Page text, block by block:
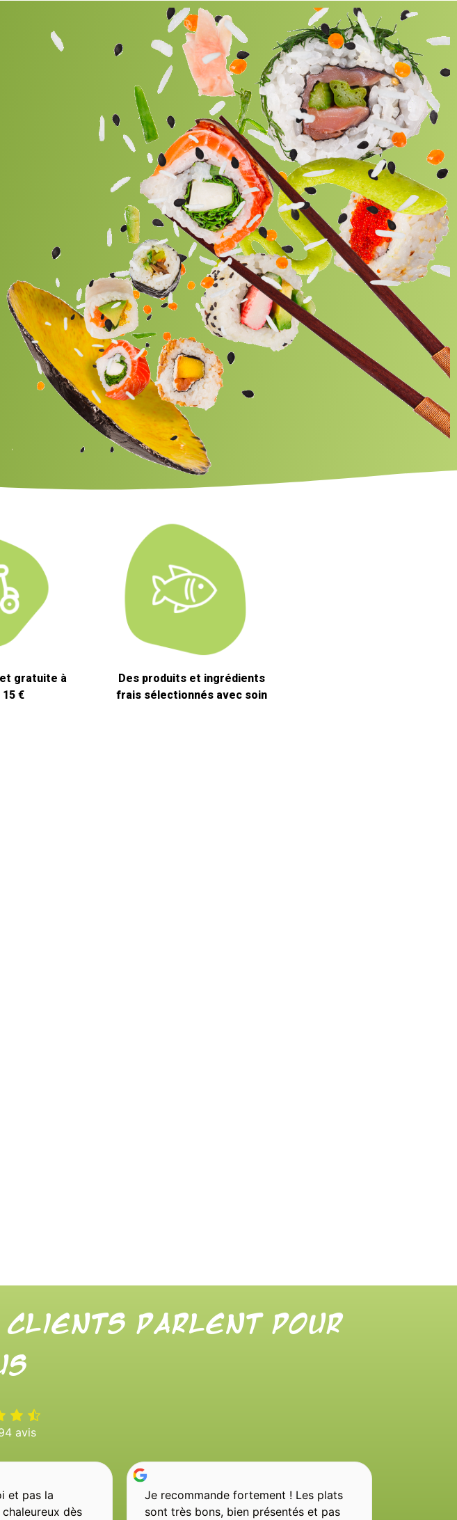
gratuite à
€
Des produits et ingrédients
frais sélectionnés avec soin
clients parlent pour
avis
et pas la
dès
Je recommande fortement ! Les plats
sont très bons, bien présentés et pas